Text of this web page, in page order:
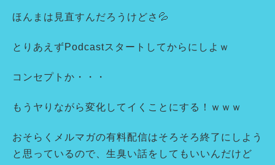
ほんまは見直すんだろうけどさ💦
とりあえずPodcastスタートしてからにしよｗ
コンセプトか・・・
もうヤりながら変化してイくことにする！ｗｗｗ
おそらくメルマガの有料配信はそろそろ終了にしよう
と思っているので、生臭い話をしてもいいんだけど